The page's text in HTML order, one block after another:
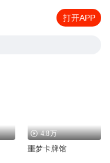
打开APP
4.8万
噩梦卡牌馆